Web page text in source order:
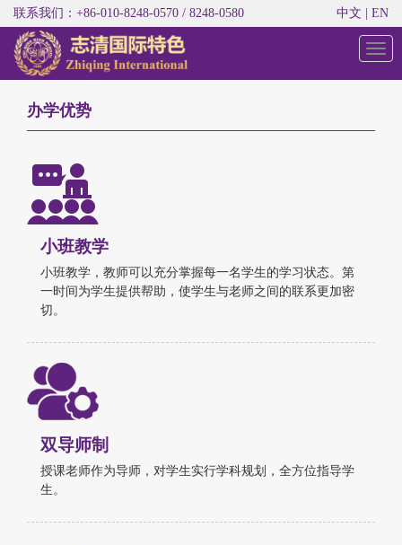
联系我们：+86-010-8248-0570 / 8248-0580 中文 EN
切
办学优势
小班教学
小班教学，教师可以充分掌握每一名学生的学习状态。第
一时间为学生提供帮助，使学生与老师之间的联系更加密
切。
双导师制
授课老师作为导师，对学生实行学科规划，全方位指导学
生。